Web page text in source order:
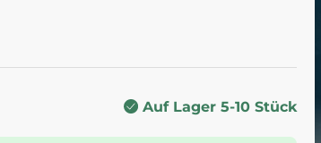
Auf Lager 5-10 Stück